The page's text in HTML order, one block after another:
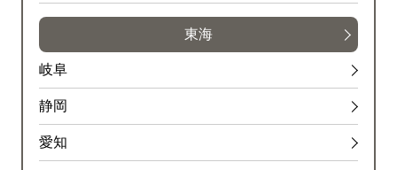
高速川口線<下/川口>
安行付近
内容
１車線規制
東海
岐阜
静岡
愛知